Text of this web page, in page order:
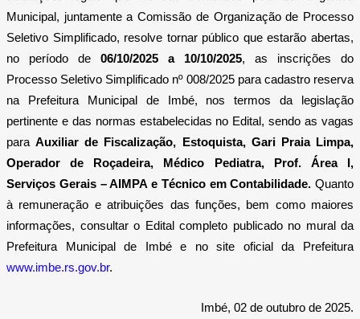
Municipal, juntamente a Comissão de Organização de Processo
Seletivo Simplificado, resolve tornar público que estarão abertas,
no período de
06/10/2025 a 10/10/2025, as inscrições do
Processo Seletivo Simplificado nº 008/2025 para cadastro reserva
na Prefeitura Municipal de Imbé, nos termos da legislação
pertinente e das normas estabelecidas no Edital, sendo as vagas
paraAuxiliar de Fiscalização, Estoquista, Gari Praia Limpa,
Operador de Roçadeira, Médico Pediatra, Prof. Área I,
Serviços Gerais – AIMPA e Técnico em Contabilidade. Quanto
à remuneração e atribuições das funções, bem como maiores
informações, consultar o Edital completo publicado no mural da
Prefeitura Municipal de Imbé e no site oficial da Prefeitura
www.imbe.rs.gov.br.
Imbé, 02 de outubro de 2025.